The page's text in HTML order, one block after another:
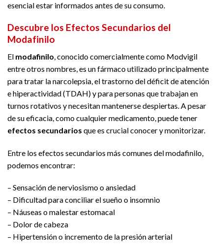
esencial estar informados antes de su consumo.
Descubre los Efectos Secundarios del
Modafinilo
El modafinilo , conocido comercialmente como Modvigil
entre otros nombres, es un fármaco utilizado principalmente
para tratar la narcolepsia, el trastorno del déficit de atención
e hiperactividad (TDAH) y para personas que trabajan en
turnos rotativos y necesitan mantenerse despiertas. A pesar
de su eficacia, como cualquier medicamento, puede tener
efectos secundarios que es crucial conocer y monitorizar.
Entre los efectos secundarios más comunes del modafinilo,
podemos encontrar:
– Sensación de nerviosismo o ansiedad
– Dificultad para conciliar el sueño o insomnio
– Náuseas o malestar estomacal
– Dolor de cabeza
– Hipertensión o incremento de la presión arterial